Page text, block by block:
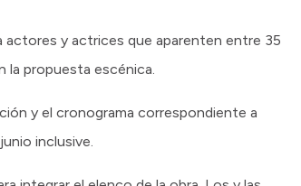
actores y actrices que aparenten entre 35
la propuesta escénica.
y el cronograma correspondiente a
inclusive.